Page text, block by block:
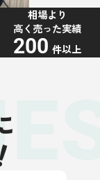
相場より
高く売った実績
200 件以上